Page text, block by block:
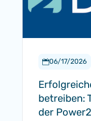
06/17/2026
betreiben:
der